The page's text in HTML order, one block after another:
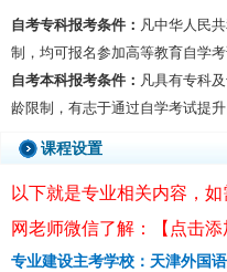
自考专科报考条件： 凡中华人民
制，均可报名参加高等教育自学考
自考本科报考条件： 凡具有专科
龄限制，有志于通过自学考试提
课程设置
以下就是专业相关内容，
网老师微信了解：【点击添
专业建设主考学校：天津外国